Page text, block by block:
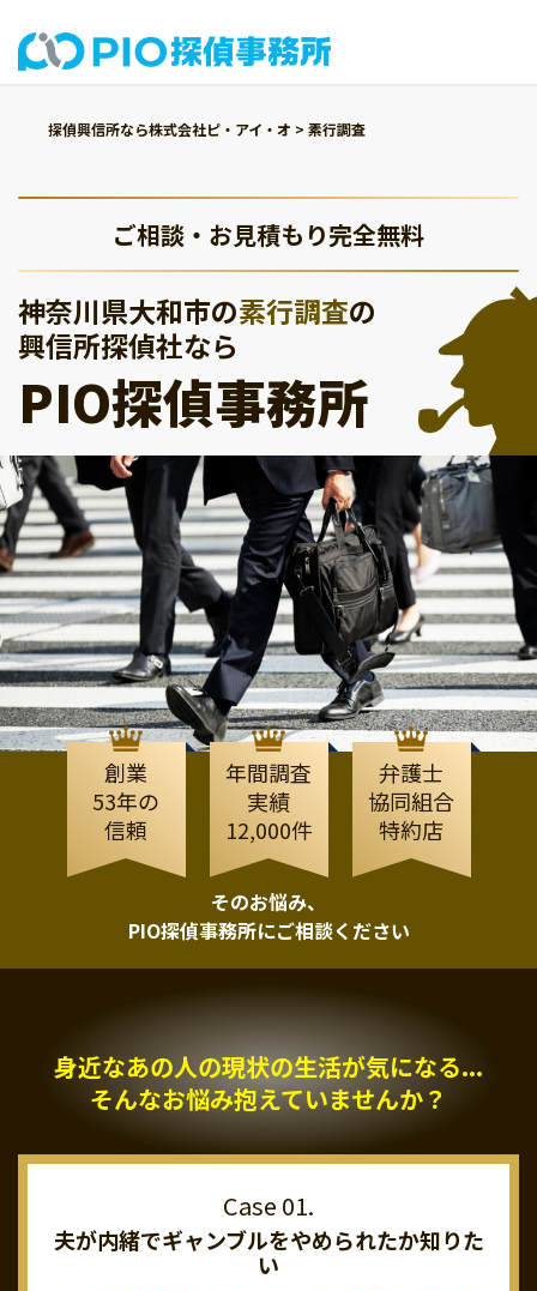
探偵興信所なら株式会社ピ・アイ・オ > 素行調査
ご相談・お見積もり完全無料
神奈川県大和市の素行調査の
興信所探偵社なら
PIO探偵事務所
創業
53年の
信頼
年間調査
実績
12,000件
弁護士
協同組合
特約店
そのお悩み、
PIO探偵事務所にご相談ください
身近なあの人の現状の生活が気になる...
そんなお悩み抱えていませんか？
夫が内緒でギャンブルをやめられたか知りた
い